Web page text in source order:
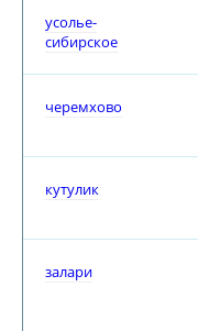
усолье-
сибирское
черемхово
кутулик
залари